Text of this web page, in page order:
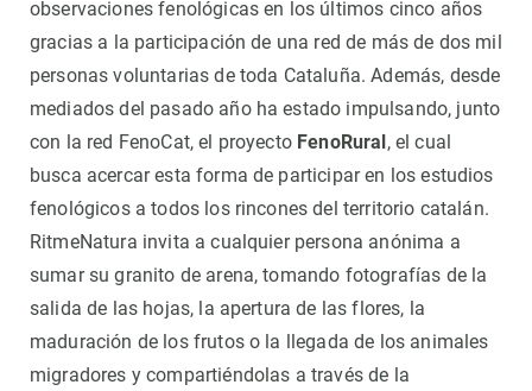
observaciones fenológicas en los últimos cinco años
gracias a la participación de una red de más de dos mil
personas voluntarias de toda Cataluña. Además, desde
mediados del pasado año ha estado impulsando, junto
con la red FenoCat, el proyecto FenoRural, el cual
busca acercar esta forma de participar en los estudios
fenológicos a todos los rincones del territorio catalán.
RitmeNatura invita a cualquier persona anónima a
sumar su granito de arena, tomando fotografías de la
salida de las hojas, la apertura de las flores, la
maduración de los frutos o la llegada de los animales
migradores y compartiéndolas a través de la